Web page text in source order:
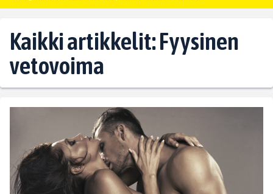
Kaikki artikkelit: Fyysinen
vetovoima